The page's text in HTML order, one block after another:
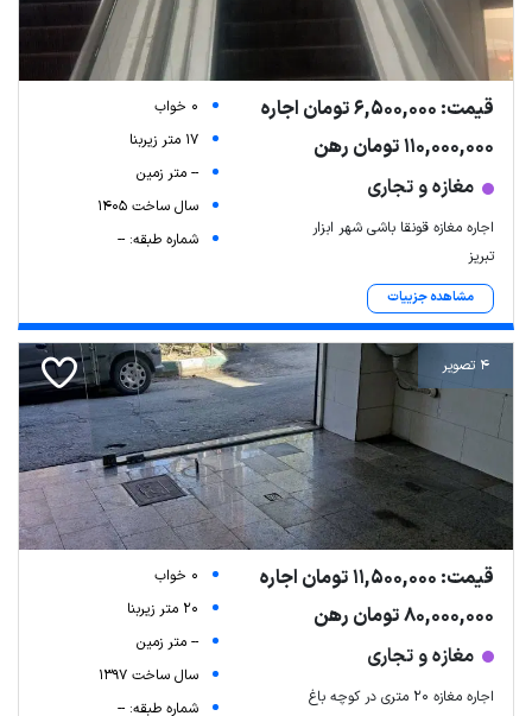
قیمت: 6,500,000 تومان اجاره
110,000,000 تومان رهن
مغازه و تجاری
اجاره مغازه قونقا باشی شهر ابزار
تبریز
مشاهده جزییات
0 خواب
17 متر زیربنا
-- متر زمین
سال ساخت 1405
شماره طبقه: --
4 تصویر
قیمت: 11,500,000 تومان اجاره
80,000,000 تومان رهن
مغازه و تجاری
اجاره مغازه 20 متری در کوچه باغ
0 خواب
20 متر زیربنا
-- متر زمین
سال ساخت 1397
شماره طبقه: --